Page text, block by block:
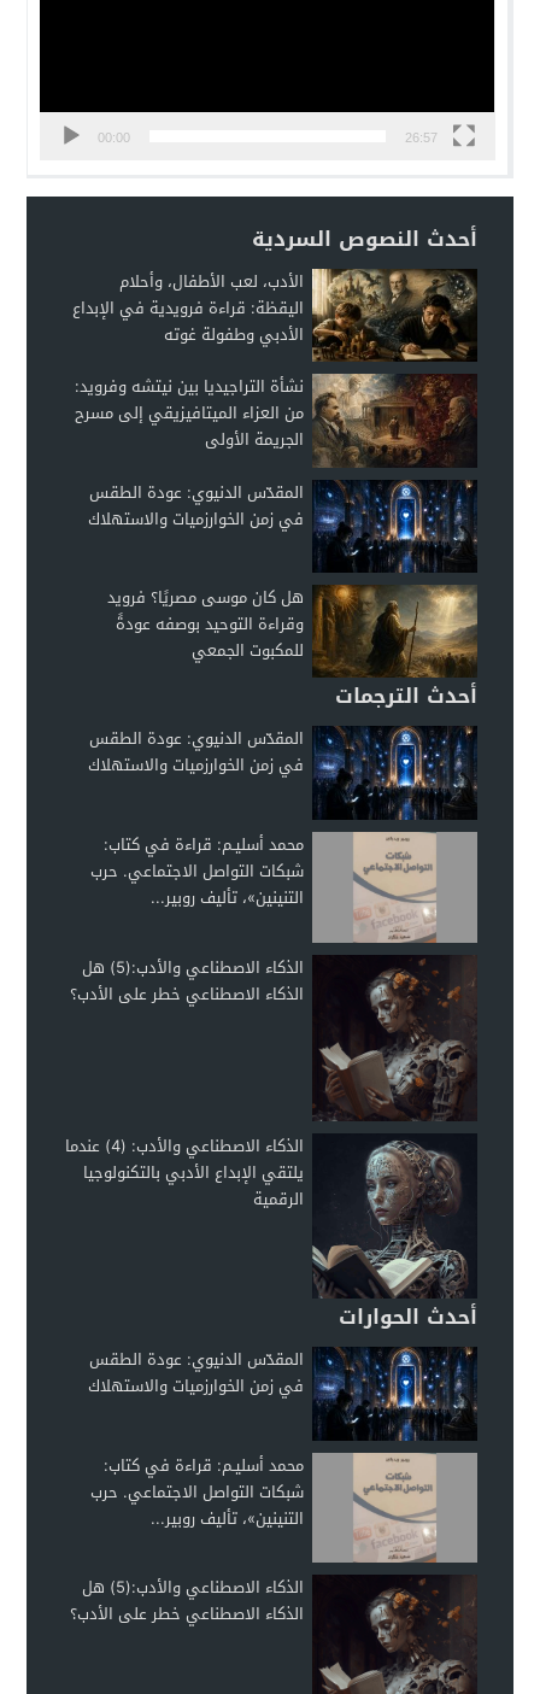
00:00 26:57
أحدث النصوص السردية
الأدب، لعب الأطفال، وأحلام
اليقظة: قراءة فرويدية في الإبداع
الأدبي وطفولة غوته
نشأة التراجيديا بين نيتشه وفرويد:
من العزاء الميتافيزيقي إلى مسرح
الجريمة الأولى
المقدّس الدنيوي: عودة الطقس
في زمن الخوارزميات والاستهلاك
هل كان موسى مصريًا؟ فرويد
وقراءة التوحيد بوصفه عودةً
للمكبوت الجمعي
أحدث الترجمات
المقدّس الدنيوي: عودة الطقس
في زمن الخوارزميات والاستهلاك
محمد أسليـم: قراءة في كتاب:
شبكات التواصل الاجتماعي. حرب
التنينين»، تأليف روبير...
الذكاء الاصطناعي والأدب:(5) هل
الذكاء الاصطناعي خطر على الأدب؟
الذكاء الاصطناعي والأدب: (4) عندما
يلتقي الإبداع الأدبي بالتكنولوجيا
الرقمية
أحدث الحوارات
المقدّس الدنيوي: عودة الطقس
في زمن الخوارزميات والاستهلاك
محمد أسليـم: قراءة في كتاب:
شبكات التواصل الاجتماعي. حرب
التنينين»، تأليف روبير...
الذكاء الاصطناعي والأدب:(5) هل
الذكاء الاصطناعي خطر على الأدب؟